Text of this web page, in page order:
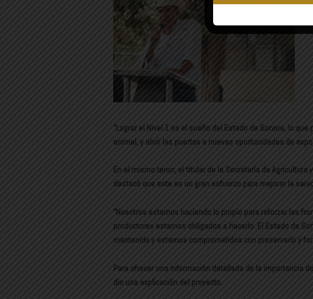
“Lograr el Nivel 1 es el sueño del Estado de Sonora, lo
animal, y abrir las puertas a nuevas oportunidades de
En el mismo tenor, el titular de la Secretaría de Agricultura
destacó que este es un gran esfuerzo para mejorar la
“Nosotros estamos haciendo lo propio para reforzar las
productores estamos obligados a hacerlo. El Estado de
mantenido y estamos comprometidos con preservarlo y
Para ofrecer una información detallada de la importancia
dio una explicación del proyecto.